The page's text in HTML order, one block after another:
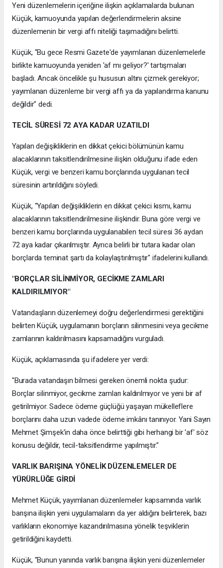
Yeni düzenlemelerin içeriğine ilişkin açıklamalarda bulunan
Küçük, kamuoyunda yapılan değerlendirmelerin aksine
düzenlemenin bir vergi affı niteliği taşımadığını belirtti.
Küçük, "Bu gece Resmi Gazete'de yayımlanan düzenlemelerle
birlikte kamuoyunda yeniden 'af mı geliyor?' tartışmaları
başladı. Ancak öncelikle şu hususun altını çizmek gerekiyor;
yayımlanan düzenleme bir vergi affı ya da yapılandırma kanunu
değildir" dedi.
TECİL SÜRESİ 72 AYA KADAR UZATILDI
Yapılan değişikliklerin en dikkat çekici bölümünün kamu
alacaklarının taksitlendirilmesine ilişkin olduğunu ifade eden
Küçük, vergi ve benzeri kamu borçlarında uygulanan tecil
süresinin artırıldığını söyledi.
Küçük, "Yapılan değişikliklerin en dikkat çekici kısmı, kamu
alacaklarının taksitlendirilmesine ilişkindir. Buna göre vergi ve
benzeri kamu borçlarında uygulanabilen tecil süresi 36 aydan
72 aya kadar çıkarılmıştır. Ayrıca belirli bir tutara kadar olan
borçlarda teminat şartı da kolaylaştırılmıştır" ifadelerini kullandı.
"BORÇLAR SİLİNMİYOR, GECİKME ZAMLARI
KALDIRILMIYOR"
Vatandaşların düzenlemeyi doğru değerlendirmesi gerektiğini
belirten Küçük, uygulamanın borçların silinmesini veya gecikme
zamlarının kaldırılmasını kapsamadığını vurguladı.
Küçük, açıklamasında şu ifadelere yer verdi:
"Burada vatandaşın bilmesi gereken önemli nokta şudur:
Borçlar silinmiyor, gecikme zamları kaldırılmıyor ve yeni bir af
getirilmiyor. Sadece ödeme güçlüğü yaşayan mükelleflere
borçlarını daha uzun vadede ödeme imkânı tanınıyor. Yani Sayın
Mehmet Şimşek'in daha önce belirttiği gibi herhangi bir 'af' söz
konusu değildir, tecil-taksitlendirme yapılmıştır."
VARLIK BARIŞINA YÖNELİK DÜZENLEMELER DE
YÜRÜRLÜĞE GİRDİ
Mehmet Küçük, yayımlanan düzenlemeler kapsamında varlık
barışına ilişkin yeni uygulamaların da yer aldığını belirterek, bazı
varlıkların ekonomiye kazandırılmasına yönelik teşviklerin
getirildiğini kaydetti.
Küçük, "Bunun yanında varlık barışına ilişkin yeni düzenlemeler